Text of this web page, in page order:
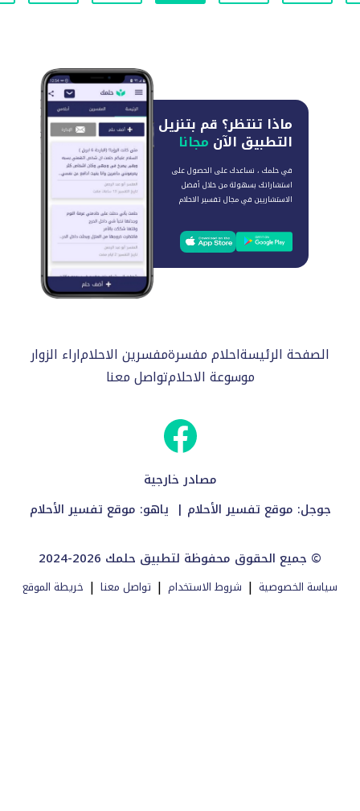
ماذا تنتظر؟ قم بتنزيل
التطبيق الآن مجانا
في حلمك ، نساعدك على الحصول على
استشاراتك بسهولة من خلال أفضل
الاستشاريين في مجال تفسير الاحلام
الصفحة الرئيسةاحلام مفسرةمفسرين الاحلاماراء الزوار
موسوعة الاحلامتواصل معنا
مصادر خارجية
جوجل: موقع تفسير الأحلام | ياهو: موقع تفسير الأحلام
2024-2026 جميع الحقوق محفوظة لتطبيق حلمك ©
سياسة الخصوصية | شروط الاستخدام | تواصل معنا | خريطة الموقع